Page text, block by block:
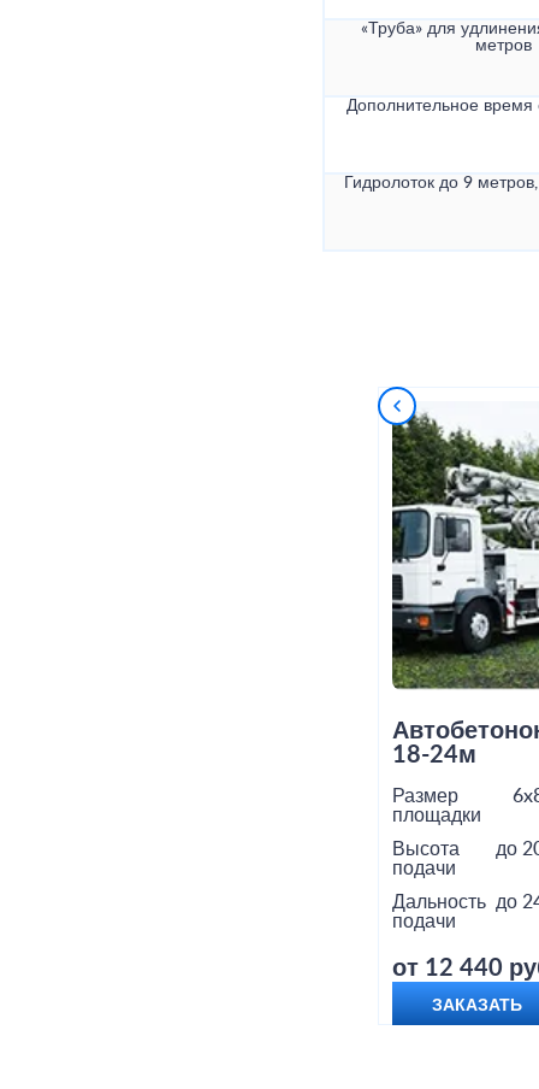
«Труба» для
метров
Дополнительное
Гидролоток до 9
18-24м
Размер
площадки
Высота
подачи
до
Дальность
подачи
до
от 12 440
ЗАКАЗАТЬ